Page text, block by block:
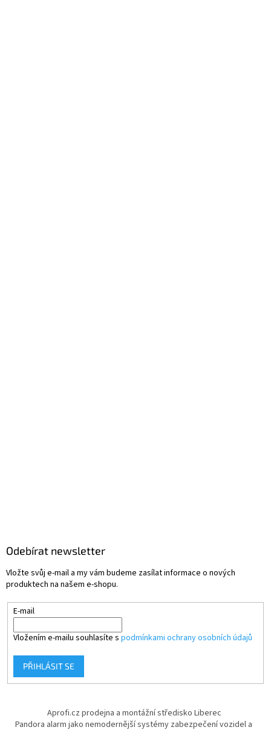
Odebírat newsletter
Vložte svůj e-mail a my vám budeme zasílat informace o nových
produktech na našem e-shopu.
E-mail
Vložením e-mailu souhlasíte s podmínkami ochrany osobních údajů
PŘIHLÁSIT SE
Aprofi.cz prodejna a montážní středisko Liberec
Pandora alarm jako nemodernější systémy zabezpečení vozidel a